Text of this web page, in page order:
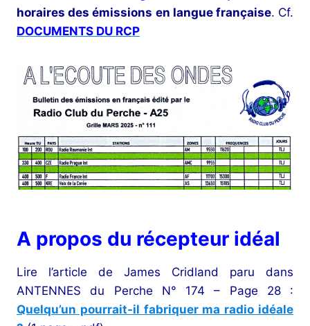
horaires des émissions en langue française. Cf.
DOCUMENTS DU RCP
A propos du récepteur idéal
Lire l’article de James Cridland paru dans
ANTENNES du Perche N° 174 – Page 28 :
Quelqu’un pourrait-il fabriquer ma radio idéale